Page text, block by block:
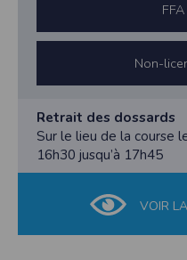
Non-
Retrait des dossards
Sur le lieu de la course
16h30 jusqu’à 17h45
VOIR